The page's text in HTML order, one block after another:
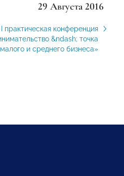
29 Августа 2016
практическая конференция
&ndash; точка
и среднего бизнеса»